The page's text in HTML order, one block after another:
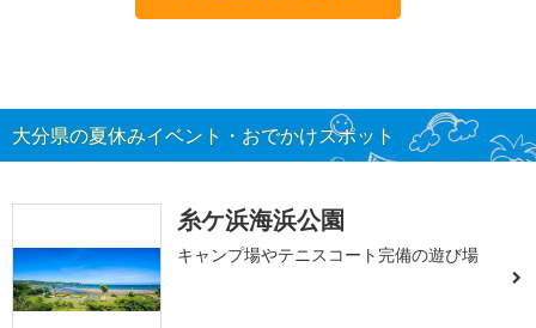
大分県の夏休みイベント・おでかけスポット
糸ケ浜海浜公園
キャンプ場やテニスコート完備の遊び場